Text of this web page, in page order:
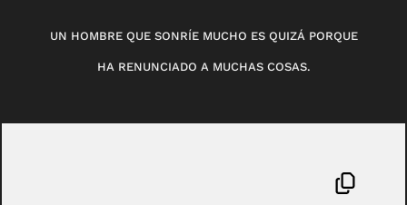
UN HOMBRE QUE SONRÍE MUCHO ES QUIZÁ PORQUE
HA RENUNCIADO A MUCHAS COSAS.